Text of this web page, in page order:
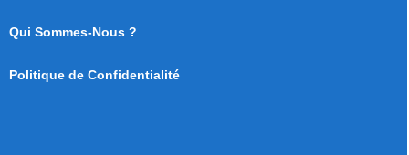
Qui Sommes-Nous ?
Politique de Confidentialité